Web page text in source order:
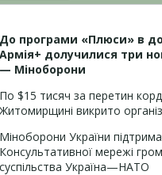
До програми «Плюси» в
Армія+ долучилися три
— Міноборони
По $15 тисяч за перетин
Житомирщині викрито
Міноборони України
Консультативної мережі
суспільства Україна—НАТО